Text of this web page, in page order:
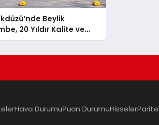
Beylik
20 Yıldır Kalite ve
Değişmeyen Adresi
Hava DurumuPuan DurumuHisseler